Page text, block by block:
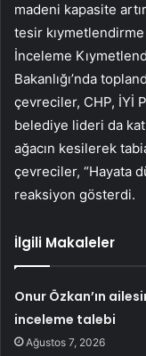
madeni kapasite
tesir
İnceleme
Bakanlığı’nda
çevreciler, CHP, İYİ
belediye lideri da
ağacın kesilerek
çevreciler, “Hayata
reaksiyon gösterdi.
İlgili Makaleler
Onur Özkan’ın
inceleme talebi
Ağustos 7, 2026